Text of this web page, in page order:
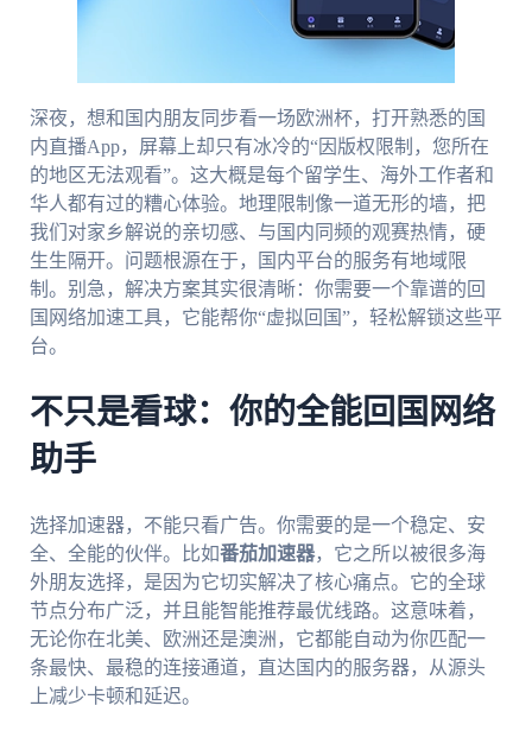
深夜，想和国内朋友同步看一场欧洲杯，打开熟悉的国
内直播App，屏幕上却只有冰冷的“因版权限制，您所在
的地区无法观看”。这大概是每个留学生、海外工作者和
华人都有过的糟心体验。地理限制像一道无形的墙，把
我们对家乡解说的亲切感、与国内同频的观赛热情，硬
生生隔开。问题根源在于，国内平台的服务有地域限
制。别急，解决方案其实很清晰：你需要一个靠谱的回
国网络加速工具，它能帮你“虚拟回国”，轻松解锁这些平
台。
不只是看球：你的全能回国网络
助手
选择加速器，不能只看广告。你需要的是一个稳定、安
全、全能的伙伴。比如番茄加速器，它之所以被很多海
外朋友选择，是因为它切实解决了核心痛点。它的全球
节点分布广泛，并且能智能推荐最优线路。这意味着，
无论你在北美、欧洲还是澳洲，它都能自动为你匹配一
条最快、最稳的连接通道，直达国内的服务器，从源头
上减少卡顿和延迟。